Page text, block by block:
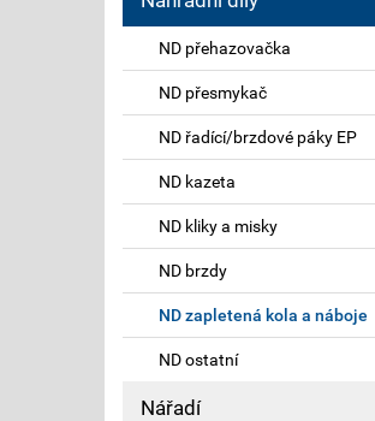
ND přehazovačka
ND přesmykač
ND řadící/brzdové páky EP
ND kazeta
ND kliky a misky
ND brzdy
ND zapletená kola a náboje
ND ostatní
Nářadí